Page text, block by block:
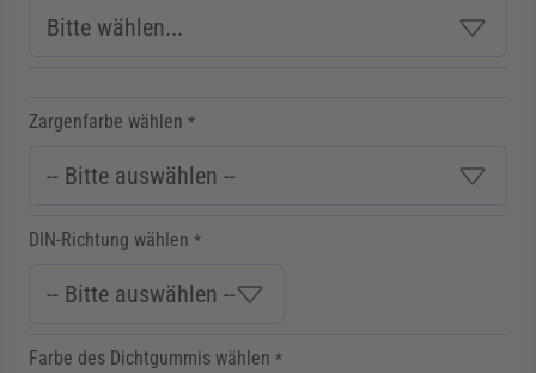
Zargenfarbe wählen *
DIN-Richtung wählen *
Farbe des Dichtgummis wählen *